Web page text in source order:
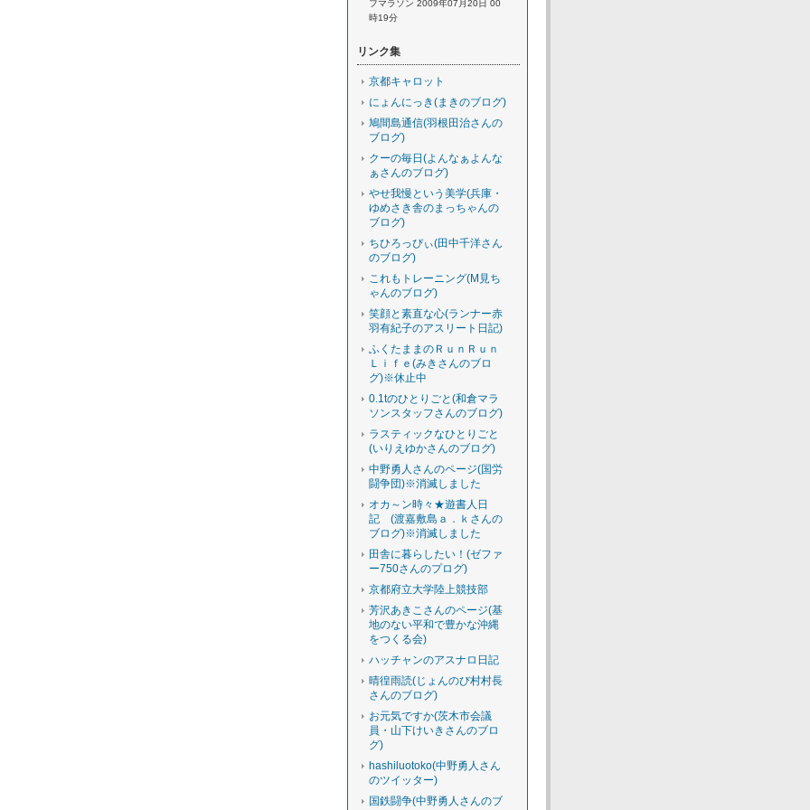
フマラソン 2009年07月20日 00
時19分
リンク集
京都キャロット
にょんにっき(まきのブログ)
鳩間島通信(羽根田治さんの
ブログ)
クーの毎日(よんなぁよんな
ぁさんのブログ)
やせ我慢という美学(兵庫・
ゆめさき舎のまっちゃんの
ブログ)
ちひろっぴぃ(田中千洋さん
のブログ)
これもトレーニング(M見ち
ゃんのブログ)
笑顔と素直な心(ランナー赤
羽有紀子のアスリート日記)
ふくたままのＲｕｎＲｕｎ
Ｌｉｆｅ(みきさんのブロ
グ)※休止中
0.1tのひとりごと(和倉マラ
ソンスタッフさんのブログ)
ラスティックなひとりごと
(いりえゆかさんのブログ)
中野勇人さんのページ(国労
闘争団)※消滅しました
オカ～ン時々★遊書人日
記 (渡嘉敷島ａ．ｋさんの
ブログ)※消滅しました
田舎に暮らしたい！(ゼファ
ー750さんのプログ)
京都府立大学陸上競技部
芳沢あきこさんのページ(基
地のない平和で豊かな沖縄
をつくる会)
ハッチャンのアスナロ日記
晴徨雨読(じょんのび村村長
さんのブログ)
お元気ですか(茨木市会議
員・山下けいきさんのブロ
グ)
hashiluotoko(中野勇人さん
のツイッター)
国鉄闘争(中野勇人さんのブ